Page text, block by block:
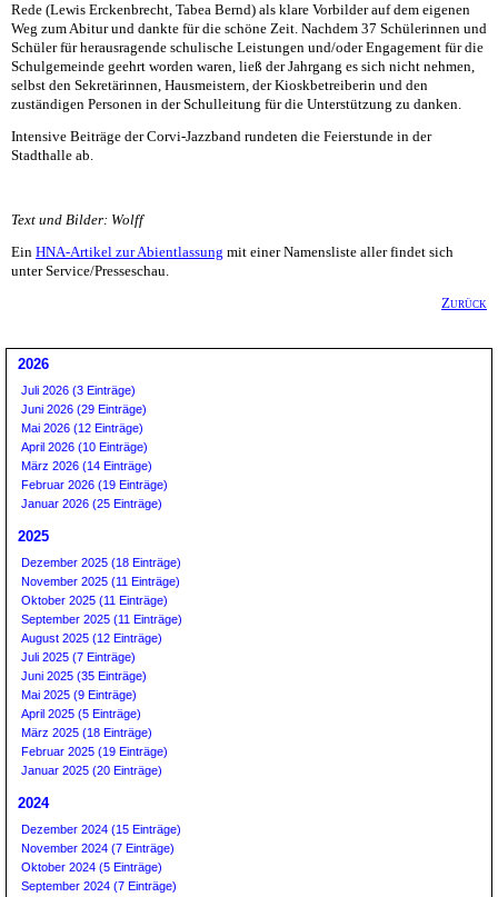
Rede (Lewis Erckenbrecht, Tabea Bernd) als klare Vorbilder auf dem eigenen
Weg zum Abitur und dankte für die schöne Zeit. Nachdem 37 Schülerinnen und
Schüler für herausragende schulische Leistungen und/oder Engagement für die
Schulgemeinde geehrt worden waren, ließ der Jahrgang es sich nicht nehmen,
selbst den Sekretärinnen, Hausmeistern, der Kioskbetreiberin und den
zuständigen Personen in der Schulleitung für die Unterstützung zu danken.
Intensive Beiträge der Corvi-Jazzband rundeten die Feierstunde in der
Stadthalle ab.
Text und Bilder: Wolff
Ein HNA-Artikel zur Abientlassung mit einer Namensliste aller findet sich
unter Service/Presseschau.
Zurück
2026
Juli 2026 (3 Einträge)
Juni 2026 (29 Einträge)
Mai 2026 (12 Einträge)
April 2026 (10 Einträge)
März 2026 (14 Einträge)
Februar 2026 (19 Einträge)
Januar 2026 (25 Einträge)
2025
Dezember 2025 (18 Einträge)
November 2025 (11 Einträge)
Oktober 2025 (11 Einträge)
September 2025 (11 Einträge)
August 2025 (12 Einträge)
Juli 2025 (7 Einträge)
Juni 2025 (35 Einträge)
Mai 2025 (9 Einträge)
April 2025 (5 Einträge)
März 2025 (18 Einträge)
Februar 2025 (19 Einträge)
Januar 2025 (20 Einträge)
2024
Dezember 2024 (15 Einträge)
November 2024 (7 Einträge)
Oktober 2024 (5 Einträge)
September 2024 (7 Einträge)